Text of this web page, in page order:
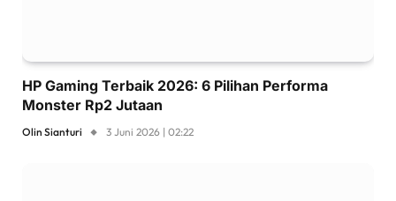
HP Gaming Terbaik 2026: 6 Pilihan Performa
Monster Rp2 Jutaan
Olin Sianturi 3 Juni 2026 | 02:22